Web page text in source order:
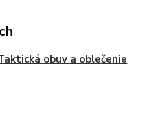
obuv a oblečenie